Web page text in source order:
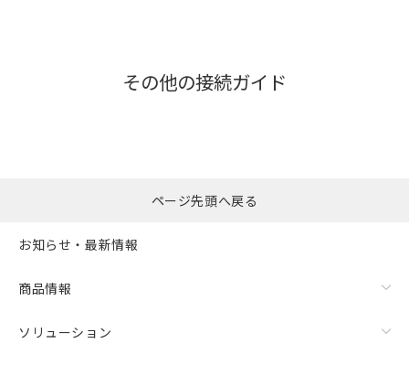
その他の接続ガイド
ページ先頭へ戻る
お知らせ・最新情報
商品情報
ソリューション